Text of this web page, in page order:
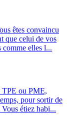
êtes convaincu
que celui de vos
comme elles l...
TPE ou PME,
pour sortir de
étiez habi...